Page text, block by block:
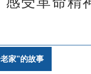
家”的故事